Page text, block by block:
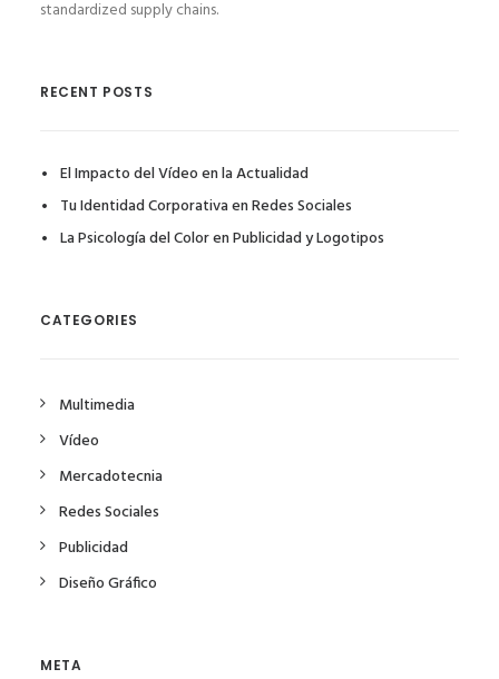
standardized supply chains.
RECENT POSTS
El Impacto del Vídeo en la Actualidad
Tu Identidad Corporativa en Redes Sociales
La Psicología del Color en Publicidad y Logotipos
CATEGORIES
Multimedia
Vídeo
Mercadotecnia
Redes Sociales
Publicidad
Diseño Gráfico
META